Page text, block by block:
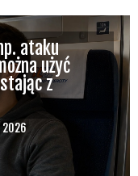
2026
ataku
użyć
z